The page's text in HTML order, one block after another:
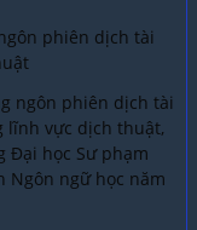
phiên dịch tài
ngôn phiên dịch tài
lĩnh vực dịch thuật,
Đại học Sư phạm
Ngôn ngữ học năm